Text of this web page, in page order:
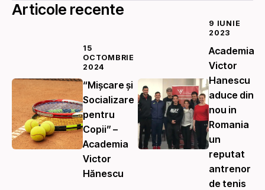
Articole recente
“Mișcare și
Socializare
pentru
Copii” –
Academia
Victor
Hănescu
15
OCTOMBRIE
2024
Academia
Victor
Hanescu
aduce din
nou in
Romania
un
reputat
antrenor
de tenis
9 IUNIE
2023